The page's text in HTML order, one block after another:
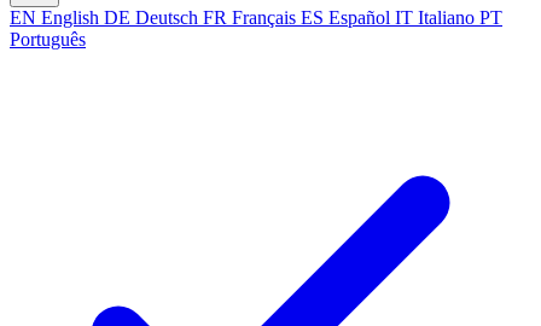
EN English DE Deutsch FR Français ES Español IT Italiano PT
Português